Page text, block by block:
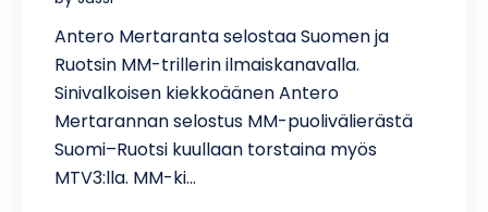
Antero Mertaranta selostaa Suomen ja
Ruotsin MM-trillerin ilmaiskanavalla.
Sinivalkoisen kiekkoäänen Antero
Mertarannan selostus MM-puolivälierästä
Suomi–Ruotsi kuullaan torstaina myös
MTV3:lla. MM-ki…